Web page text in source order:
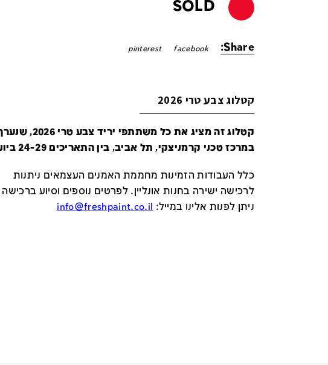
SOLD
Share:
facebook
pinterest
קטלוג צבע טרי 2026
קטלוג זה מציג את כל משתתפי יריד צבע טרי 2026,
במרכז טכני קרמניצקי, תל אביב, בין התאריכים 24-29 ביוני.
כלל העבודות הזמינות מחממת האמנים העצמאים ניתנות
לרכישה ישירה בחנות אונליין.לפרטים נוספים וסיוע ברכישה
ניתן לפנות אלינו במייל:
info@freshpaint.co.il